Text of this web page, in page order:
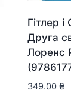
Гітлер
Друга
Лоренс
349.00 ₴